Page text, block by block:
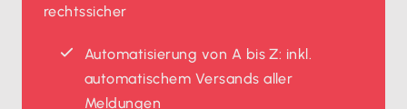
rechtssicher
Automatisierung von A bis Z: inkl.
automatischem Versands aller
Meldungen